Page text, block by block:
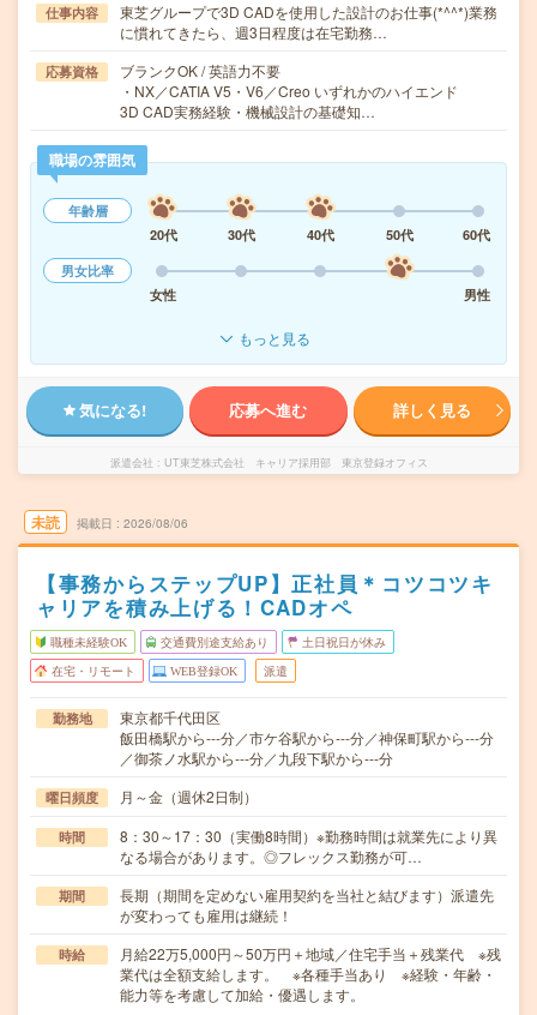
仕事内容
東芝グループで3D CADを使用した設計のお仕事(*^^*)業務
に慣れてきたら、週3日程度は在宅勤務…
応募資格
ブランクOK / 英語力不要
・NX／CATIA V5・V6／Creo いずれかのハイエンド
3D CAD実務経験・機械設計の基礎知…
職場の雰囲気
年齢層
20代
30代 40代 50代
60代
男女比率
女性
男性
もっと見る
気になる! 応募へ進む 詳しく見る
派遣会社 UT東芝株式会社 キャリア採用部 東京登録オフィス
未読 掲載日 2026/08/06
【事務からステップUP】正社員＊コツコツキ
ャリアを積み上げる！CADオペ
職種未経験OK 交通費別途支給あり 土日祝日が休み
在宅・リモート WEB登録OK 派遣
勤務地
東京都千代田区
飯田橋駅から---分／市ケ谷駅から---分／神保町駅から---分
／御茶ノ水駅から---分／九段下駅から---分
曜日頻度 月～金（週休2日制）
時間
8：30～17：30（実働8時間）※勤務時間は就業先により異
なる場合があります。◎フレックス勤務が可…
期間
長期（期間を定めない雇用契約を当社と結びます）派遣先
が変わっても雇用は継続！
時給
月給22万5,000円～50万円＋地域／住宅手当＋残業代 ※残
業代は全額支給します。 ※各種手当あり ※経験・年齢・
能力等を考慮して加給・優遇します。